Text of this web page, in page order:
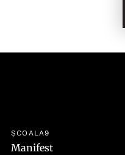
ȘCOALA9
Manifest